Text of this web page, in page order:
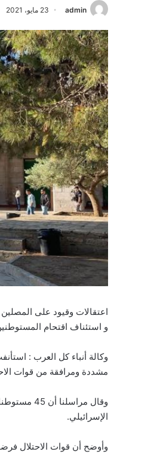
admin 23 مايو، 2021
اعتقالات وقيود على المصلين
و استئناف اقتحام
وكالة أنباء كل العرب :
مشددة ومرافقة من قوات
الإسرائيلي.
وأوضح أن قوات الاحتلال